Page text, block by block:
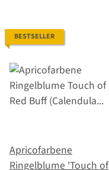
BESTSELLER
Apricofarbene
Ringelblume 'Touch of